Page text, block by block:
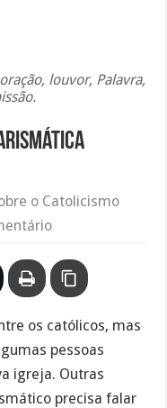
louvor, Palavra,
o Catolicismo
os católicos, mas
pessoas
igreja. Outras
precisa falar